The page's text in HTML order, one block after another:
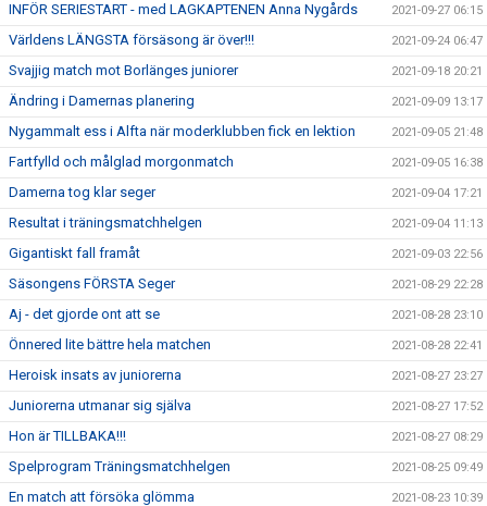
INFÖR SERIESTART - med LAGKAPTENEN Anna Nygårds 2021-09-27 06:15
Världens LÄNGSTA försäsong är över!!! 2021-09-24 06:47
Svajjig match mot Borlänges juniorer 2021-09-18 20:21
Ändring i Damernas planering 2021-09-09 13:17
Nygammalt ess i Alfta när moderklubben fick en lektion 2021-09-05 21:48
Fartfylld och målglad morgonmatch 2021-09-05 16:38
Damerna tog klar seger 2021-09-04 17:21
Resultat i träningsmatchhelgen 2021-09-04 11:13
Gigantiskt fall framåt 2021-09-03 22:56
Säsongens FÖRSTA Seger 2021-08-29 22:28
Aj - det gjorde ont att se 2021-08-28 23:10
Önnered lite bättre hela matchen 2021-08-28 22:41
Heroisk insats av juniorerna 2021-08-27 23:27
Juniorerna utmanar sig själva 2021-08-27 17:52
Hon är TILLBAKA!!! 2021-08-27 08:29
Spelprogram Träningsmatchhelgen 2021-08-25 09:49
En match att försöka glömma 2021-08-23 10:39